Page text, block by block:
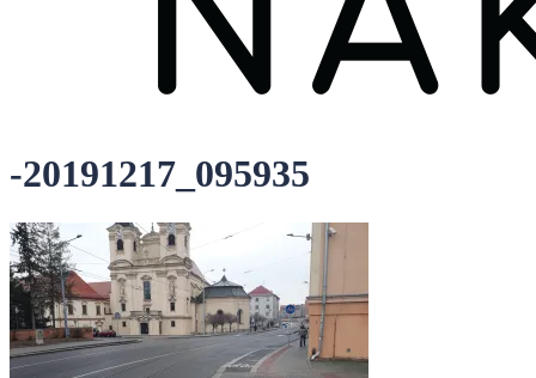
-20191217_095935